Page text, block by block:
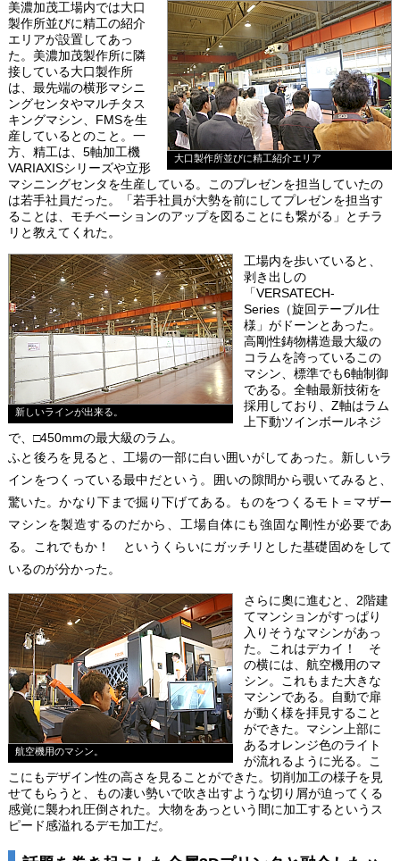
大口製作所並びに精工紹介エリア
美濃加茂工場内では大口
製作所並びに精工の紹介
エリアが設置してあっ
た。美濃加茂製作所に隣
接している大口製作所
は、最先端の横形マシニ
ングセンタやマルチタス
キングマシン、FMSを生
産しているとのこと。一
方、精工は、5軸加工機
VARIAXISシリーズや立形
マシニングセンタを生産している。このプレゼンを担当していたの
は若手社員だった。「若手社員が大勢を前にしてプレゼンを担当す
ることは、モチベーションのアップを図ることにも繋がる」とチラ
リと教えてくれた。
新しいラインが出来る。
工場内を歩いていると、
剥き出しの
「VERSATECH-
Series（旋回テーブル仕
様」がドーンとあった。
高剛性鋳物構造最大級の
コラムを誇っているこの
マシン、標準でも6軸制御
である。全軸最新技術を
採用しており、Z軸はラム
上下動ツインボールネジ
で、□450mmの最大級のラム。
ふと後ろを見ると、工場の一部に白い囲いがしてあった。新しいラ
インをつくっている最中だという。囲いの隙間から覗いてみると、
驚いた。かなり下まで掘り下げてある。ものをつくるモト＝マザー
マシンを製造するのだから、工場自体にも強固な剛性が必要であ
る。これでもか！ というくらいにガッチリとした基礎固めをして
いるのが分かった。
航空機用のマシン。
さらに奧に進むと、2階建
てマンションがすっぱり
入りそうなマシンがあっ
た。これはデカイ！ そ
の横には、航空機用のマ
シン。これもまた大きな
マシンである。自動で扉
が動く様を拝見すること
ができた。マシン上部に
あるオレンジ色のライト
が流れるように光る。こ
こにもデザイン性の高さを見ることができた。切削加工の様子を見
せてもらうと、もの凄い勢いで吹き出すような切り屑が迫ってくる
感覚に襲われ圧倒された。大物をあっという間に加工するというス
ピード感溢れるデモ加工だ。